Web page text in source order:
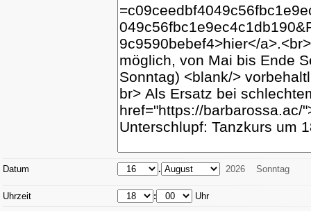
Datum . 2026 Sonntag
Uhrzeit :
Uhr